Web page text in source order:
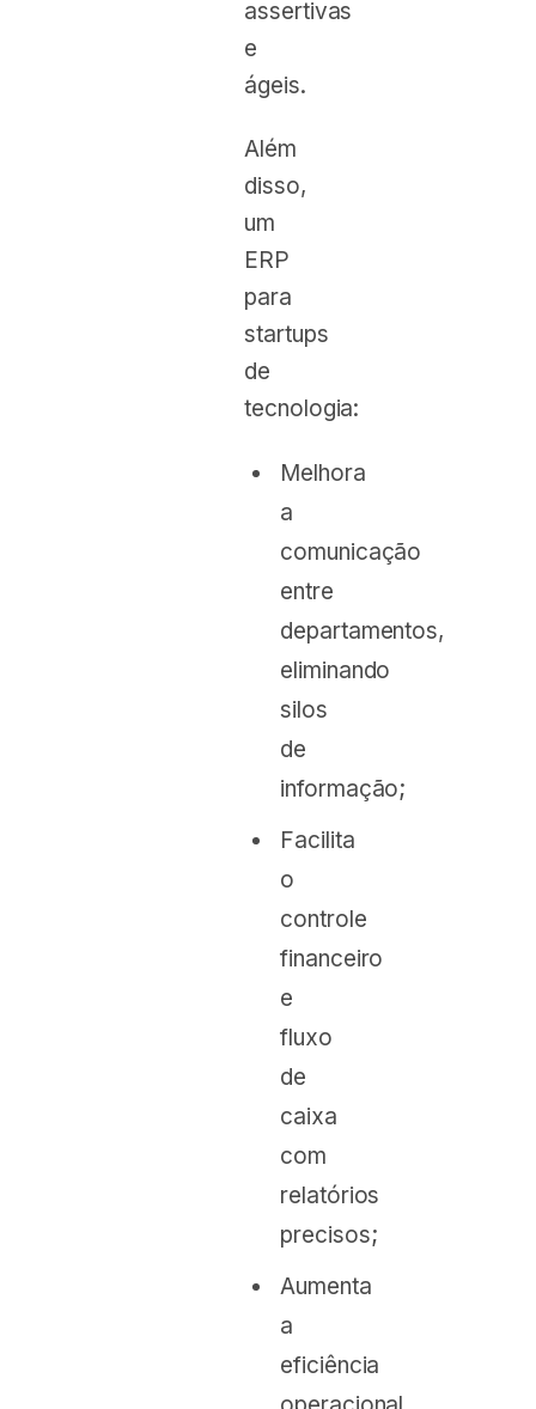
assertivas
e
ágeis.
Além
disso,
um
ERP
para
startups
de
tecnologia:
Melhora
a
comunicação
entre
departamentos,
eliminando
silos
de
informação;
Facilita
o
controle
financeiro
e
fluxo
de
caixa
com
relatórios
precisos;
Aumenta
a
eficiência